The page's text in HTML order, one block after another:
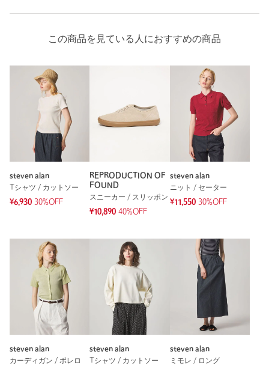
この商品を見ている人におすすめの商品
steven alan
Tシャツ / カットソー
¥6,930 30%OFF
REPRODUCTION OF
FOUND
スニーカー / スリッポン
¥10,890 40%OFF
steven alan
ニット / セーター
¥11,550 30%OFF
steven alan
カーディガン / ボレロ
steven alan
Tシャツ / カットソー
steven alan
ミモレ / ロング